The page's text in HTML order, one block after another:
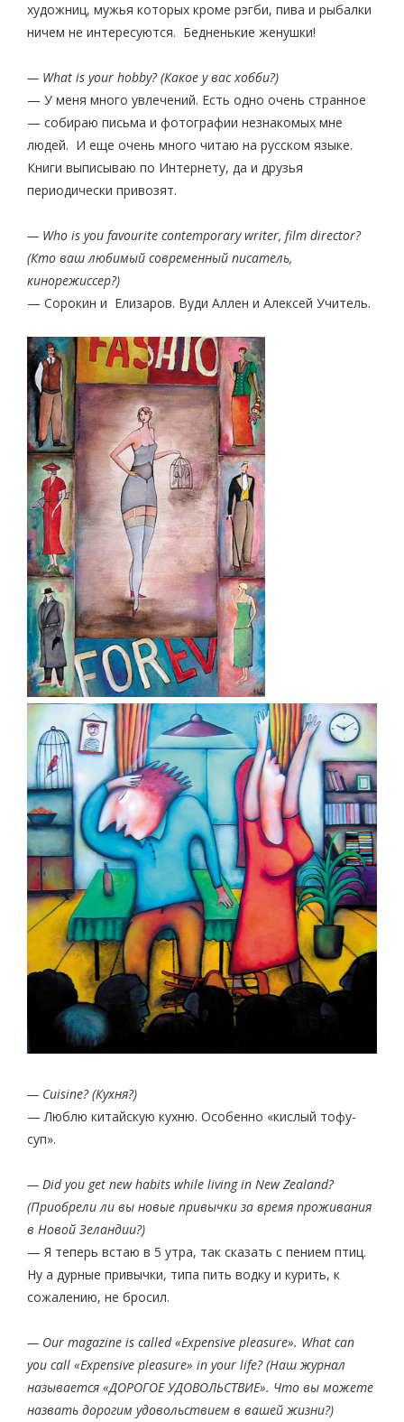
художниц, мужья которых кроме рэгби, пива и рыбалки
ничем не интересуются. Бедненькие женушки!
— What is your hobby? (Какое у вас хобби?)
— У меня много увлечений. Есть одно очень странное
— собираю письма и фотографии незнакомых мне
людей. И еще очень много читаю на русском языке.
Книги выписываю по Интернету, да и друзья
периодически привозят.
— Who is you favourite contemporary writer, film director?
(Кто ваш любимый современный писатель,
кинорежиссер?)
— Сорокин и Елизаров. Вуди Аллен и Алексей Учитель.
— Cuisine? (Кухня?)
— Люблю китайскую кухню. Особенно «кислый тофу-
суп».
— Did you get new habits while living in New Zealand?
(Приобрели ли вы новые привычки за время проживания
в Новой Зеландии?)
— Я теперь встаю в 5 утра, так сказать с пением птиц.
Ну а дурные привычки, типа пить водку и курить, к
сожалению, не бросил.
— Our magazine is called «Expensive pleasure». What can
you call «Expensive pleasure» in your life? (Наш журнал
называется «ДОРОГОЕ УДОВОЛЬСТВИЕ». Что вы можете
назвать дорогим удовольствием в вашей жизни?)